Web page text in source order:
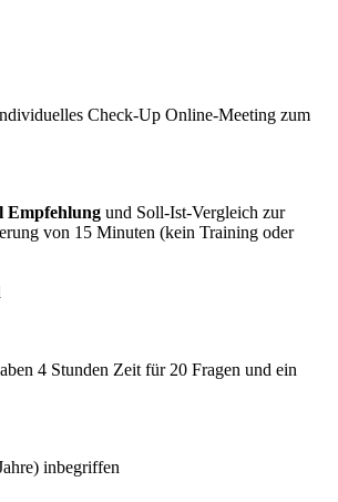
Check-Up Online-Meeting zum
Empfehlungund Soll-Ist-Vergleich zur
von 15 Minuten (kein Training oder
4 Stunden Zeit für 20 Fragen und ein
inbegriffen